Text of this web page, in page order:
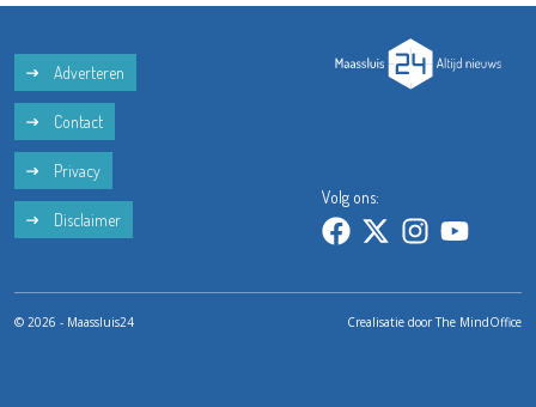
Adverteren
Contact
Privacy
Disclaimer
Volg ons:
© 2026 - Maassluis24 Crealisatie doorThe MindOffice